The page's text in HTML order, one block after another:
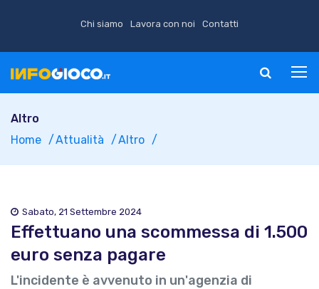
Chi siamo Lavora con noi Contatti
Altro
Home
Attualità Altro
Sabato, 21 Settembre 2024
Effettuano una scommessa di 1.500
euro senza pagare
L'incidente è avvenuto in un'agenzia di